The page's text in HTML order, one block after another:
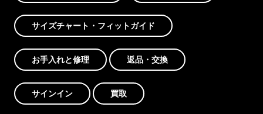
サイズチャート・フィットガイド
お手入れと修理 返品・交換
サインイン 買取